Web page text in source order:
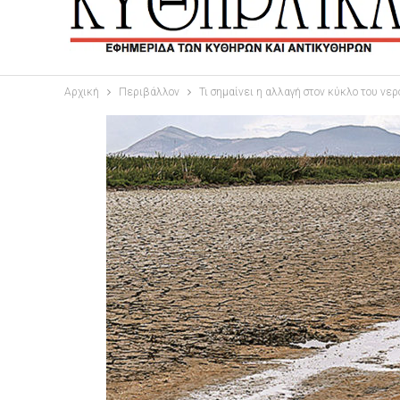
Αρχική Περιβάλλον Τι σημαίνει η αλλαγή στον κύκλο του